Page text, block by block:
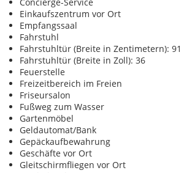
Einkaufszentrum vor Ort
Empfangssaal
Fahrstuhl
Fahrstuhltür (Breite in Zentimetern): 91
Fahrstuhltür (Breite in Zoll): 36
Feuerstelle
Freizeitbereich im Freien
Friseursalon
Fußweg zum Wasser
Gartenmöbel
Geldautomat/Bank
Gepäckaufbewahrung
Geschäfte vor Ort
Gleitschirmfliegen vor Ort